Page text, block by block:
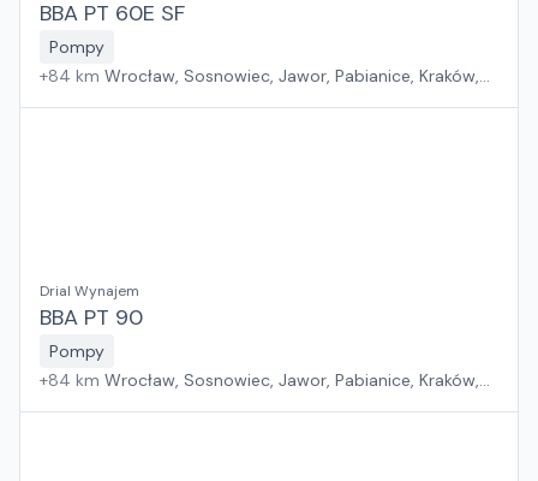
BBA PT 60E SF
Pompy
+84 km Wrocław, Sosnowiec, Jawor, Pabianice, Kraków,
Drial Wynajem
BBA PT 90
Pompy
+84 km Wrocław, Sosnowiec, Jawor, Pabianice, Kraków,